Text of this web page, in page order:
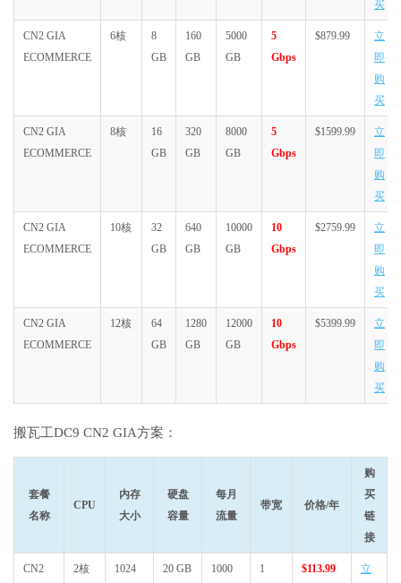
买
CN2 GIA
ECOMMERCE
6核
8
GB
160
GB
5000
GB
5
Gbps
$879.99
立
即
购
买
CN2 GIA
ECOMMERCE
8核
16
GB
320
GB
8000
GB
5
Gbps
$1599.99
立
即
购
买
CN2 GIA
ECOMMERCE
10核
32
GB
640
GB
10000
GB
10
Gbps
$2759.99
立
即
购
买
CN2 GIA
ECOMMERCE
12核
64
GB
1280
GB
12000
GB
10
Gbps
$5399.99
立
即
购
买
搬瓦工DC9 CN2 GIA方案：
套餐
名称
CPU
内存
大小
硬盘
容量
每月
流量
带宽 价格/年
购
买
链
接
CN2
2核
1024
20 GB
1000
1
$113.99
立